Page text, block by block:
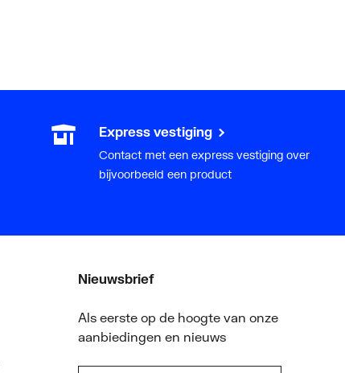
Express vestiging
Contact met een express vestiging over
bijvoorbeeld een product
Nieuwsbrief
Als eerste op de hoogte van onze
aanbiedingen en nieuws